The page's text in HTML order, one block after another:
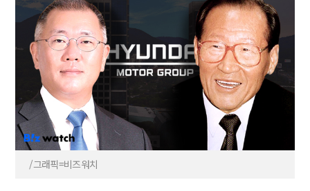
/그래픽=비즈워치